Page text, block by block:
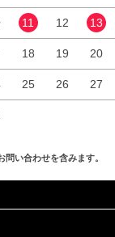
11 12 13
18 19 20
25 26 27
い合わせを含みます。